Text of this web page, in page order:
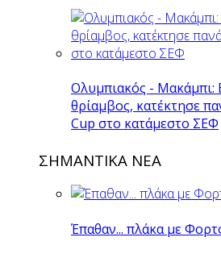
Ολυμπιακός - Μακάμπι:
θρίαμβος, κατέκτησε
Cup στο κατάμεστο ΣΕΦ
ΣΗΜΑΝΤΙΚΑ ΝΕΑ
Έπαθαν... πλάκα με